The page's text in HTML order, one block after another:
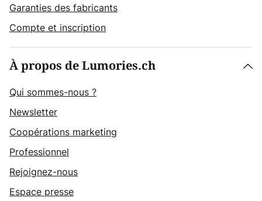
Garanties des fabricants
Compte et inscription
À propos de Lumories.ch
Qui sommes-nous ?
Newsletter
Coopérations marketing
Professionnel
Rejoignez-nous
Espace presse